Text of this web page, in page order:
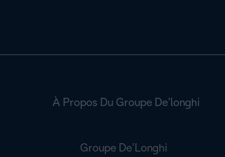
À Propos Du Groupe De’longhi
Groupe De’Longhi